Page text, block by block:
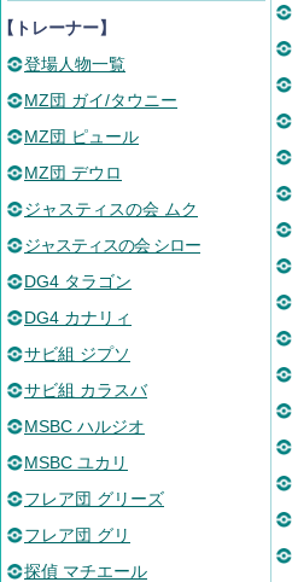
トレーナー】
登場人物一覧
MZ団 ガイ/タウニー
MZ団 ピュール
MZ団 デウロ
ジャスティスの会 ムク
ジャスティスの会 シロー
DG4 タラゴン
DG4 カナリィ
サビ組 ジプソ
サビ組 カラスバ
MSBC ハルジオ
MSBC ユカリ
フレア団 グリーズ
フレア団 グリ
探偵 マチエール